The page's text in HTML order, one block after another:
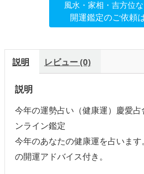
ン
鑑
風水・家相・吉方位
開運鑑定のご依頼
説明 レビュー (0)
説明
今年の運勢占い（健康運）慶愛占
ンライン鑑定
今年のあなたの健康運を占いま
の開運アドバイス付き。